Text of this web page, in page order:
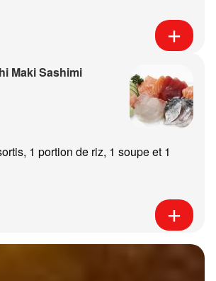
Maki Sashimi
1 portion de riz, 1 soupe et 1